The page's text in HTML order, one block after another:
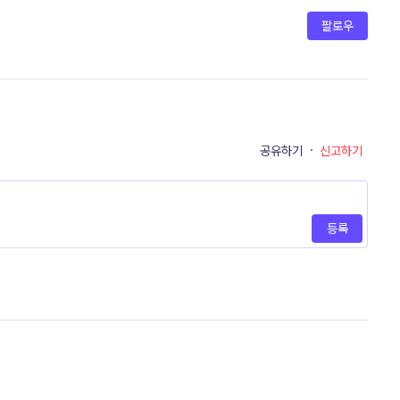
팔로우
공유하기 · 신고하기
등록